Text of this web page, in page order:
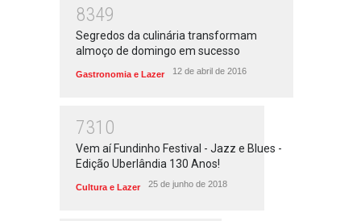
8349
Segredos da culinária transformam
almoço de domingo em sucesso
Gastronomia e Lazer 12 de abril de 2016
7310
Vem aí Fundinho Festival - Jazz e Blues -
Edição Uberlândia 130 Anos!
Cultura e Lazer 25 de junho de 2018